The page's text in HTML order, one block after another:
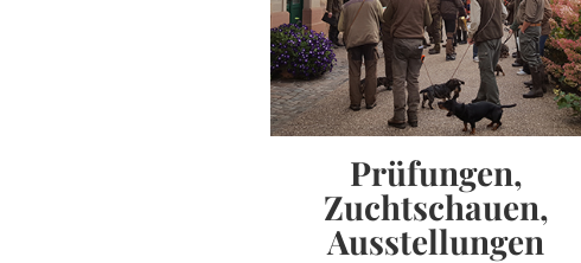
Prüfungen,
Zuchtschauen,
Ausstellungen
Zuchtschauen, Prüfungen und
Ausstellungen, die von
unseren Gruppen und